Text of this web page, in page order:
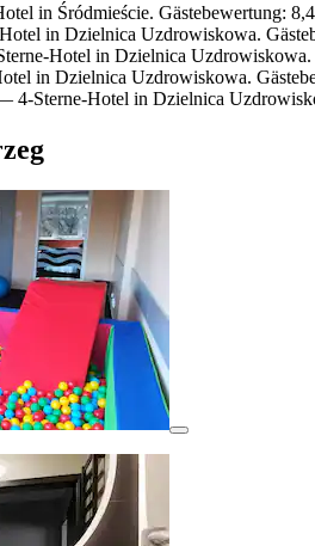
in Śródmieście. Gästebewertung:
in Dzielnica Uzdrowiskowa.
Hotel in Dzielnica
in Dzielnica Uzdrowiskowa.
4-Sterne-Hotel in Dzielnica